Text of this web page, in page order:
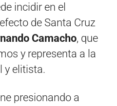
incidir en el
de Santa Cruz
Camacho, que
y representa a la
y elitista.
presionando a